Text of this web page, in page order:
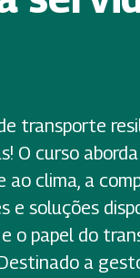
transporte
O curso
clima, a
e soluções
o papel do
a